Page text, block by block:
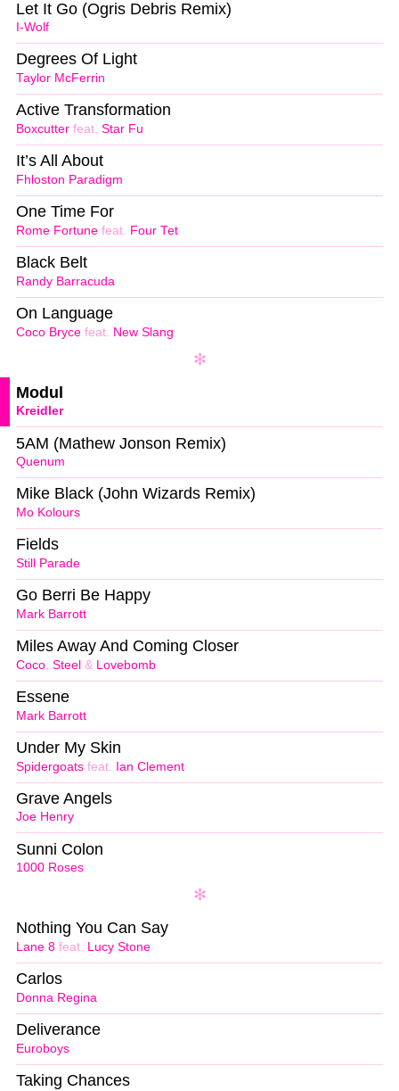
I-Wolf
Let It Go (Ogris Debris Remix)
Taylor McFerrin
Degrees Of Light
Boxcutter feat. Star Fu
Active Transformation
Fhloston Paradigm
It’s All About
Rome Fortune feat. Four Tet
One Time For
Randy Barracuda
Black Belt
Coco Bryce feat. New Slang
On Language
Kreidler
Modul
Quenum
5AM (Mathew Jonson Remix)
Mo Kolours
Mike Black (John Wizards Remix)
Still Parade
Fields
Mark Barrott
Go Berri Be Happy
Coco Steel & Lovebomb
Miles Away And Coming Closer
Mark Barrott
Essene
Spidergoats feat. Ian Clement
Under My Skin
Joe Henry
Grave Angels
1000 Roses
Sunni Colon
Lane 8 feat. Lucy Stone
Nothing You Can Say
Donna Regina
Carlos
Euroboys
Deliverance
Taking Chances